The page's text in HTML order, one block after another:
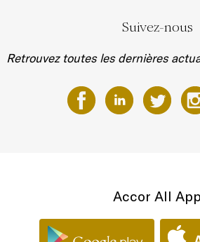
Suivez-nous
Retrouvez toutes les dernières
Accor All App